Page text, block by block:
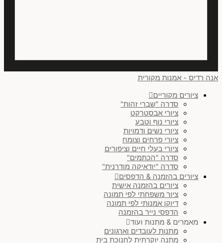
אנה רדיס - אמנות מקורית
ציורים מקוריים
סדרה "שברי זהות"
ציורי אבסטרקט
ציורי נוף וטבע
ציורי נשים ודמויות
ציורי פרחים וצומח
ציורי בעלי חיים וציפורים
סדרה "הכתמים"
סדרה "יודאיקה מודרנית"
ציורים בהזמנה & הדפסים
ציורים בהזמנה אישית
ציור משפחתי לפי תמונה
דיוקן אמנותי לפי תמונה
הדפסי נייר בהזמנה
מאמרים & מתנות ועוד
מתנות לעובדים וארגונים
מתנה יוקרתית לחנוכת בית